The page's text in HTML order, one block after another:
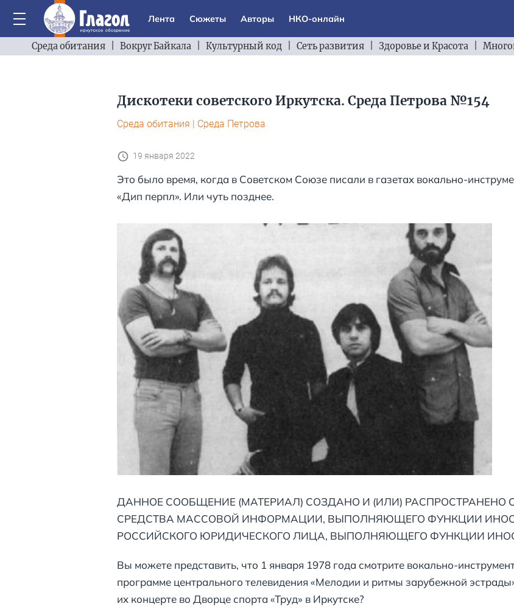
Лента Сюжеты Авторы НКО-онлайн
Среда обитания Вокруг Байкала Культурный код Сеть развития Здоровье и Красота
Дискотеки советского Иркутска. Среда Петрова №154
Среда обитания | Среда Петрова
19 января 2022
Это было время, когда в Советском Союзе писали в газетах вокально-
«Дип перпл». Или чуть позднее.
ДАННОЕ СООБЩЕНИЕ (МАТЕРИАЛ) СОЗДАНО И (ИЛИ) РАСПРОСТРАНЕНО
СРЕДСТВА МАССОВОЙ ИНФОРМАЦИИ, ВЫПОЛНЯЮЩЕГО ФУНКЦИИ
РОССИЙСКОГО ЮРИДИЧЕСКОГО ЛИЦА, ВЫПОЛНЯЮЩЕГО ФУНКЦИИ
Вы можете представить, что 1 января 1978 года смотрите вокально-
программе центрального телевидения «Мелодии и ритмы зарубежной
их концерте во Дворце спорта «Труд» в Иркутске?